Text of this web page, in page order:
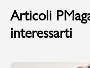
Articoli
interessarti